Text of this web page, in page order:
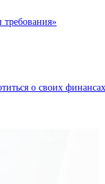
требования»
о своих финансах